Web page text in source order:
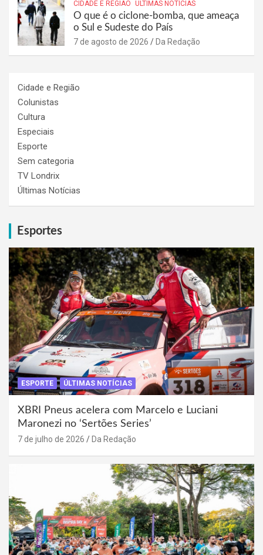
CIDADE E REGIÃO ÚLTIMAS NOTÍCIAS
O que é o ciclone-bomba, que ameaça
o Sul e Sudeste do País
7 de agosto de 2026 Da Redação
Cidade e Região
Colunistas
Cultura
Especiais
Esporte
Sem categoria
TV Londrix
Últimas Notícias
Esportes
ESPORTE ÚLTIMAS NOTÍCIAS
XBRI Pneus acelera com Marcelo e Luciani
Maronezi no ‘Sertões Series’
7 de julho de 2026 Da Redação